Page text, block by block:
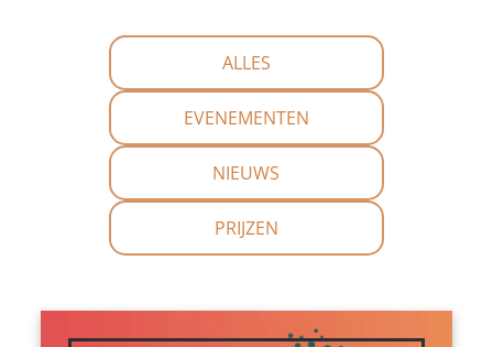
ALLES
EVENEMENTEN
NIEUWS
PRIJZEN